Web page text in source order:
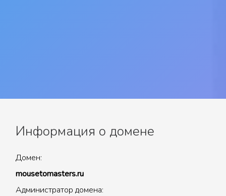
Информация о домене
Домен:
mousetomasters.ru
Администратор домена: